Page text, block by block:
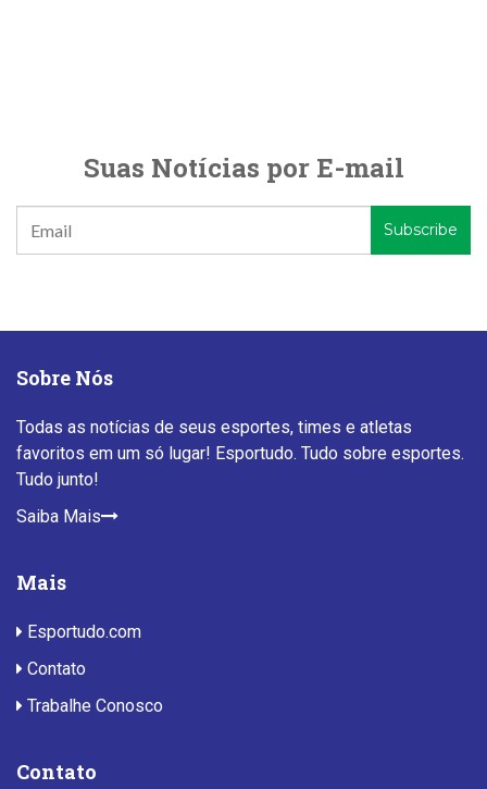
Suas Notícias por E-mail
Sobre Nós
Todas as notícias de seus esportes, times e atletas
favoritos em um só lugar! Esportudo. Tudo sobre esportes.
Tudo junto!
Saiba Mais
Mais
Esportudo.com
Contato
Trabalhe Conosco
Contato